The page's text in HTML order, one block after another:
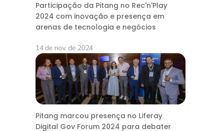
Participação da Pitang no Rec'n'Play
2024 com inovação e presença em
arenas de tecnologia e negócios
14 de nov. de 2024
Pitang marcou presença no Liferay
Digital Gov Forum 2024 para debater